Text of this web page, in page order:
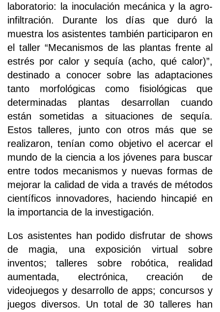
laboratorio: la inoculación mecánica y la agro-
infiltración. Durante los días que duró la
muestra los asistentes también participaron en
el taller “Mecanismos de las plantas frente al
estrés por calor y sequía (acho, qué calor)”,
destinado a conocer sobre las adaptaciones
tanto morfológicas como fisiológicas que
determinadas plantas desarrollan cuando
están sometidas a situaciones de sequía.
Estos talleres, junto con otros más que se
realizaron, tenían como objetivo el acercar el
mundo de la ciencia a los jóvenes para buscar
entre todos mecanismos y nuevas formas de
mejorar la calidad de vida a través de métodos
científicos innovadores, haciendo hincapié en
la importancia de la investigación.
Los asistentes han podido disfrutar de shows
de magia, una exposición virtual sobre
inventos; talleres sobre robótica, realidad
aumentada, electrónica, creación de
videojuegos y desarrollo de apps; concursos y
juegos diversos. Un total de 30 talleres han